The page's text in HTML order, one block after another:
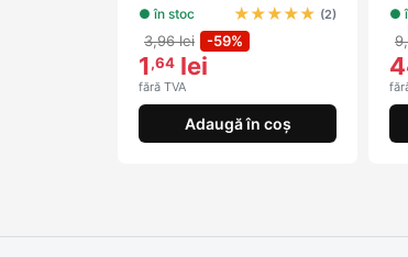
● în stoc ★★★★★ (2)
3,96 lei -59%
1,64 lei
fără TVA
Adaugă în coș
●
4